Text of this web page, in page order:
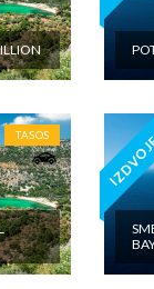
TASOS